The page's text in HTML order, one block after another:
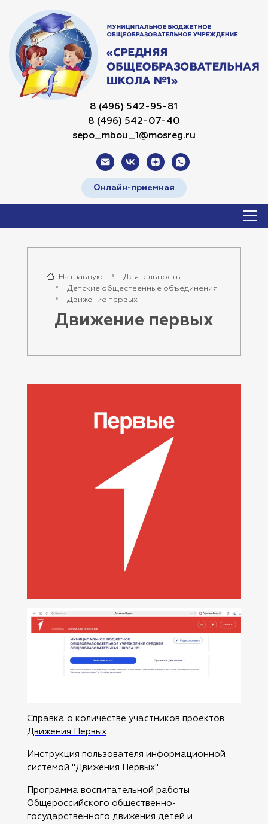
8 (496) 542-95-81
8 (496) 542-07-40
sepo_mbou_1@mosreg.ru
Онлайн-приемная
На главную
Деятельность
Детские общественные объединения
Движение первых
Движение первых
Справка о количестве участников проектов
Движения Первых
Инструкция пользователя информационной
системой "Движения Первых"
Программа воспитательной работы
Общероссийского общественно-
государственного движения детей и